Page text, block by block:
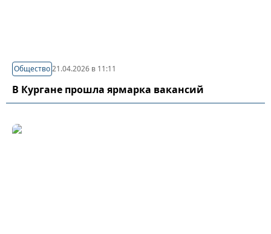
Общество21.04.2026 в 11:11
В Кургане прошла ярмарка вакансий